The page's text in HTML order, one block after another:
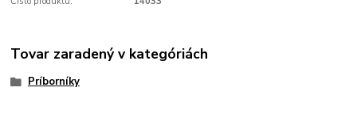
Tovar zaradený v kategóriách
Príborníky